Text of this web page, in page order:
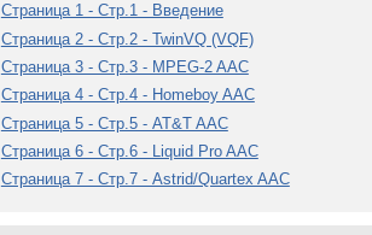
Страница 1 - Стр.1 - Введение
Страница 2 - Стр.2 - TwinVQ (VQF)
Страница 3 - Стр.3 - MPEG-2 AAC
Страница 4 - Стр.4 - Homeboy AAC
Страница 5 - Стр.5 - AT&T AAC
Страница 6 - Стр.6 - Liquid Pro AAC
Страница 7 - Стр.7 - Astrid/Quartex AAC